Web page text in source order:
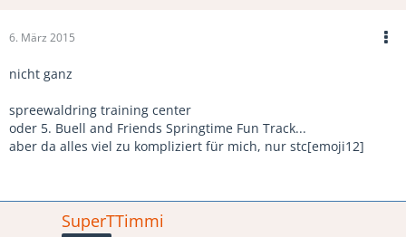
6. März 2015
nicht ganz
spreewaldring training center
oder 5. Buell and Friends Springtime Fun Track...
aber da alles viel zu kompliziert für mich, nur stc[emoji12]
SuperTTimmi